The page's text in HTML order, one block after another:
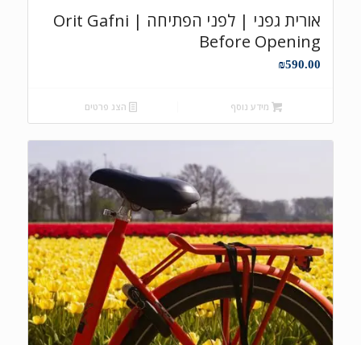
אורית גפני | לפני הפתיחה Orit Gafni |
Before Opening
₪590.00
מידע נוסף הצג פרטים